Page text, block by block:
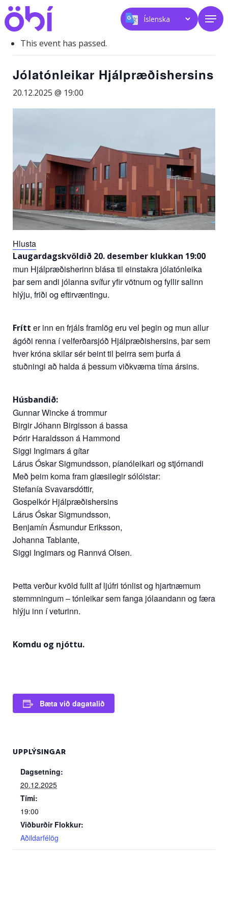
Skip
to
main
contentThis event has passed.
Jólatónleikar Hjálpræðishersins
20.12.2025 @ 19:00
Hlusta
Laugardagskvöldið 20. desember klukkan 19:00
mun Hjálpræðisherinn blása til einstakra jólatónleika
þar sem andi jólanna svífur yfir vötnum og fyllir salinn
hlýju, friði og eftirvæntingu.
Frítt er inn en frjáls framlög eru vel þegin og mun allur
ágóði renna í velferðarsjóð Hjálpræðishersins, þar sem
hver króna skilar sér beint til þeirra sem þurfa á
stuðningi að halda á þessum viðkvæma tíma ársins.
Húsbandið:
Gunnar Wincke á trommur
Birgir Jóhann Birgisson á bassa
Þórir Haraldsson á Hammond
Siggi Ingimars á gítar
Lárus Óskar Sigmundsson, píanóleikari og stjórnandi
Með þeim koma fram glæsilegir sólóistar:
Stefanía Svavarsdóttir,
Gospelkór Hjálpræðishersins
Lárus Óskar Sigmundsson,
Benjamín Ásmundur Eriksson,
Johanna Tablante,
Siggi Ingimars og Rannvá Olsen.
Þetta verður kvöld fullt af ljúfri tónlist og hjartnæmum
stemmningum – tónleikar sem fanga jólaandann og færa
hlýju inn í veturinn.
Komdu og njóttu.
Bæta við dagatalið
UPPLÝSINGAR
Dagsetning:
20.12.2025
Tími:
19:00
Viðburðir Flokkur:
Aðildarfélög